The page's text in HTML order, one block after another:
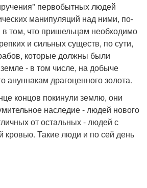
первобытных людей
манипуляций над ними, по-
том, что пришельцам необходимо
и сильных существ, по сути,
которые должны были
- в том числе, на добыче
ануннакам драгоценного золота.
концов покинули землю, они
наследие - людей нового
от остальных - людей с
кровью. Такие люди и по сей день